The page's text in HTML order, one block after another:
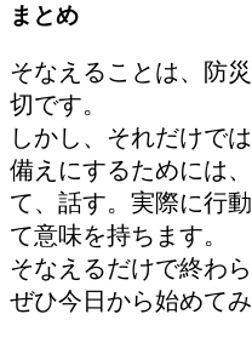
まとめ
そなえることは、防
切です。
しかし、それだけで
備えにするためには
て、話す。実際に行
て意味を持ちます。
そなえるだけで終わ
ぜひ今日から始めてみ